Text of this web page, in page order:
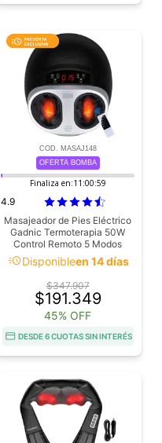
COD. MASAJ148
OFERTA BOMBA
Finaliza en:11:00:58
4.9
Masajeador de Pies Eléctrico
Gadnic Termoterapia 50W
Control Remoto 5 Modos
Calor 45C
acuteDisponibleen 14 días
$347.907
$191.349
45% OFF
DESDE 6 CUOTAS SIN INTERÉS